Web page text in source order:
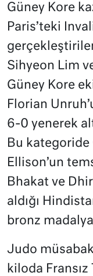
Güney Kore
Paris’teki
Sihyeon Lim
Güney Kore
Florian
6-0 yenerek
Bu kategoride
Ellison’un
Bhakat ve
aldığı
bronz
Judo
kiloda Fransız